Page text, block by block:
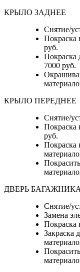
КРЫЛО ЗАДНЕЕ
Снятие/
Покраска
руб.
Покраска
7000 руб.
КРЫЛО ПЕРЕДНЕЕ
Снятие/
Покраска
руб.
Покраска
ДВЕРЬ БАГАЖНИКА
Снятие/
Замена
Покраска
Закраска